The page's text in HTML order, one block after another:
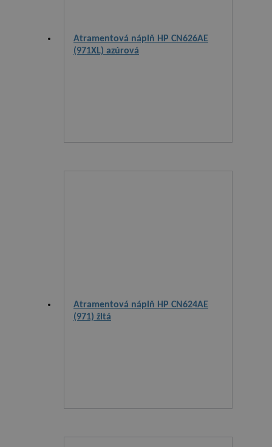
Atramentová náplň HP CN626AE
(971XL) azúrová
Atramentová náplň HP CN624AE
(971) žltá